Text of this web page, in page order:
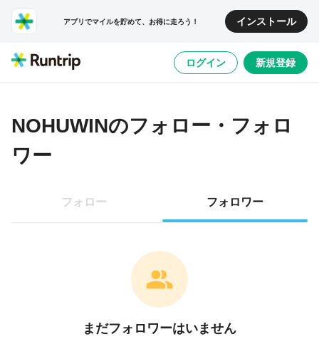
アプリでマイルを貯めて、お得に走ろう！ インストール
ログイン 新規登録
NOHUWINのフォロー・フォロ
ワー
フォロー フォロワー
まだフォロワーはいません